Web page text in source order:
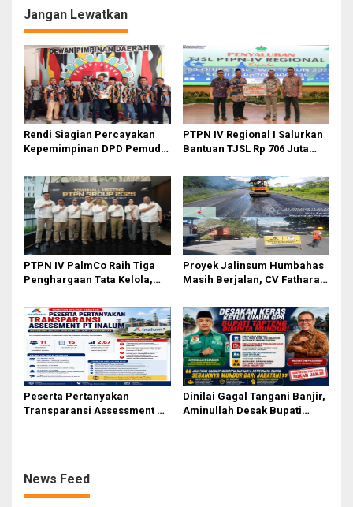
g
a
s
i
p
o
s
Jangan Lewatkan
Rendi Siagian Percayakan
Kepemimpinan DPD Pemuda
kepada Josef Sembiring
PTPN IV Regional I Salurkan
Bantuan TJSL Rp 706 Juta
Berkelanjutan
PTPN IV PalmCo Raih Tiga
Penghargaan Tata Kelola,
dan Efisiensi
Proyek Jalinsum Humbahas
Masih Berjalan, CV Fathara
Finishing Ulang
Peserta Pertanyakan
Transparansi Assessment PT
Dinilai Gagal Tangani Banjir,
Aminullah Desak Bupati
News Feed